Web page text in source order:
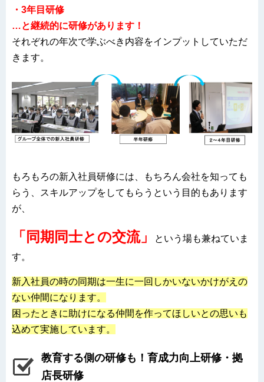
・3年目研修
…と継続的に研修があります！
それぞれの年次で学ぶべき内容をインプットしていただ
きます。
もろもろの新入社員研修には、もちろん会社を知っても
らう、スキルアップをしてもらうという目的もあります
が、
「同期同士との交流」
という場も兼ねていま
す。
新入社員の時の同期は一生に一回しかいないかけがえの
ない仲間になります。
困ったときに助けになる仲間を作ってほしいとの思いも
込めて実施しています。
教育する側の研修も！育成力向上研修・拠
店長研修